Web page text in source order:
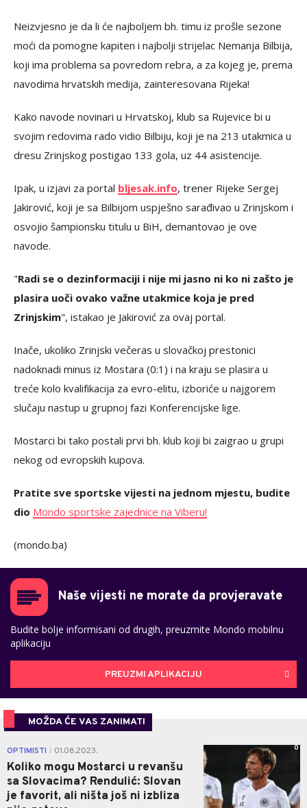
Neizvjesno je da li će najboljem bh. timu iz prošle sezone
moći da pomogne kapiten i najbolji strijelac Nemanja Bilbija,
koji ima problema sa povredom rebra, a za kojeg je, prema
navodima hrvatskih medija, zainteresovana Rijeka!
Kako navode novinari u Hrvatskoj, klub sa Rujevice bi u
svojim redovima rado vidio Bilbiju, koji je na 213 utakmica u
dresu Zrinjskog postigao 133 gola, uz 44 asistencije.
Ipak, u izjavi za portal bljesak.info, trener Rijeke Sergej
Jakirović, koji je sa Bilbijom uspješno sarađivao u Zrinjskom i
osvojio šampionsku titulu u BiH, demantovao je ove
navode.
"Radi se o dezinformaciji i nije mi jasno ni ko ni zašto je
plasira uoči ovako važne utakmice koja je pred
Zrinjskim", istakao je Jakirović za ovaj portal.
Inače, ukoliko Zrinjski večeras u slovačkoj prestonici
nadoknadi minus iz Mostara (0:1) i na kraju se plasira u
treće kolo kvalifikacija za evro-elitu, izboriće u najgorem
slučaju nastup u grupnoj fazi Konferencijske lige.
Mostarci bi tako postali prvi bh. klub koji bi zaigrao u grupi
nekog od evropskih kupova.
Pratite sve sportske vijesti na jednom mjestu, budite
dio Mondo sportske zajednice na Viberu!
(mondo.ba)
Naše vijesti ne morate da provjeravate
Budite bolje informisani od drugih, preuzmite Mondo mobilnu
aplikaciju
PREUZMI APLIKACIJU
MOŽDA ĆE VAS ZANIMATI
OPTIMISTI 01.08.2023.
Koliko mogu Mostarci u revanšu
sa Slovacima? Rendulić: Slovan
je favorit, ali ništa još ni izbliza
0